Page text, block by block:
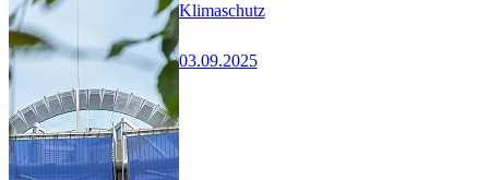
Klimaschutz
03.09.2025